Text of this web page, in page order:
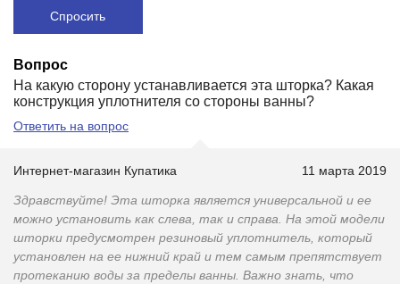
Спросить
Вопрос
На какую сторону устанавливается эта шторка? Какая
конструкция уплотнителя со стороны ванны?
Ответить на вопрос
Интернет-магазин Купатика 11 марта 2019
Здравствуйте! Эта шторка является универсальной и ее
можно установить как слева, так и справа. На этой модели
шторки предусмотрен резиновый уплотнитель, который
установлен на ее нижний край и тем самым препятствует
протеканию воды за пределы ванны. Важно знать, что